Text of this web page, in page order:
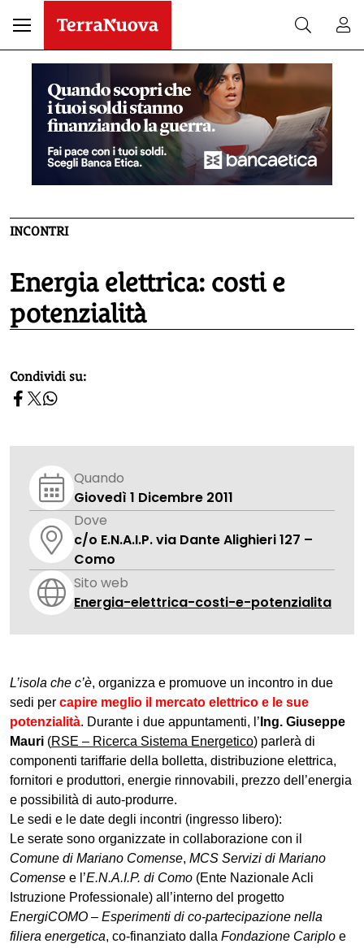
INCONTRI
Energia elettrica: costi e
potenzialità
homepage h2
Condividi su:
Quando
Giovedì 1 Dicembre 2011
Dove
c/o E.N.A.I.P. via Dante Alighieri 127 –
Como
Sito web
Energia-elettrica-costi-e-potenzialita
L’isola che c’è, organizza e promuove un incontro in due
sedi per capire meglio il mercato elettrico e le sue
potenzialità. Durante i due appuntamenti, l’ Ing. Giuseppe
Mauri (RSE – Ricerca Sistema Energetico) parlerà di
componenti tariffarie della bolletta, distribuzione elettrica,
fornitori e produttori, energie rinnovabili, prezzo dell’energia
e possibilità di auto-produrre.
Le sedi e le date degli incontri (ingresso libero):
Le serate sono organizzate in collaborazione con il
Comune di Mariano Comense, MCS Servizi di Mariano
Comense e l’E.N.A.I.P. di Como (Ente Nazionale Acli
Istruzione Professionale) all’interno del progetto
EnergiCOMO – Esperimenti di co-partecipazione nella
filiera energetica, co-finanziato dalla Fondazione Cariplo e